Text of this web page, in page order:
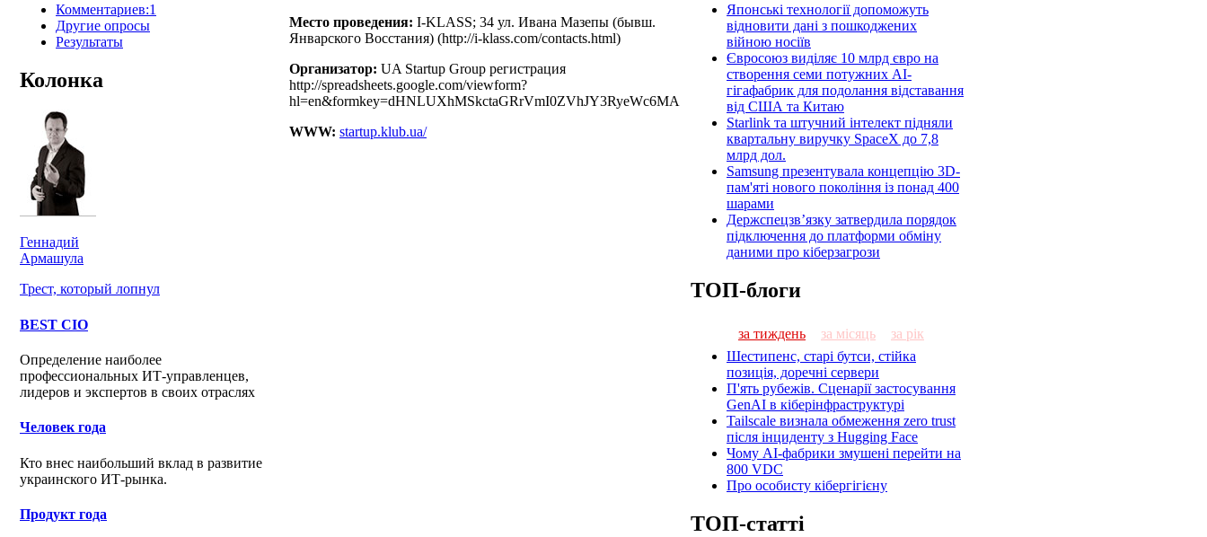
Комментариев:1
Другие опросы
Результаты
Колонка
Геннадий
Армашула
Трест, который лопнул
BEST CIO
Определение наиболее
профессиональных ИТ-управленцев,
лидеров и экспертов в своих отраслях
Человек года
Кто внес наибольший вклад в развитие
украинского ИТ-рынка.
Продукт года
Место проведения: I-KLASS; 34 ул. Ивана Мазепы (бывш.
Январского Восстания) (http://i-klass.com/contacts.html)
Организатор: UA Startup Group регистрация
http://spreadsheets.google.com/viewform?
hl=en&formkey=dHNLUXhMSkctaGRrVmI0ZVhJY3RyeWc6MA
WWW: startup.klub.ua/
Японські технології допоможуть
відновити дані з пошкоджених
війною носіїв
Євросоюз виділяє 10 млрд євро на
створення семи потужних AI-
гігафабрик для подолання відставання
від США та Китаю
Starlink та штучний інтелект підняли
квартальну виручку SpaceX до 7,8
млрд дол.
Samsung презентувала концепцію 3D-
пам'яті нового покоління із понад 400
шарами
Держспецзв’язку затвердила порядок
підключення до платформи обміну
даними про кіберзагрози
ТОП-блоги
за тиждень за місяць
за рік
Шестипенс, старі бутси, стійка
позиція, доречні сервери
П'ять рубежів. Сценарії застосування
GenAI в кіберінфраструктурі
Tailscale визнала обмеження zero trust
після інциденту з Hugging Face
Чому AI-фабрики змушені перейти на
800 VDC
Про особисту кібергігієну
ТОП-статті